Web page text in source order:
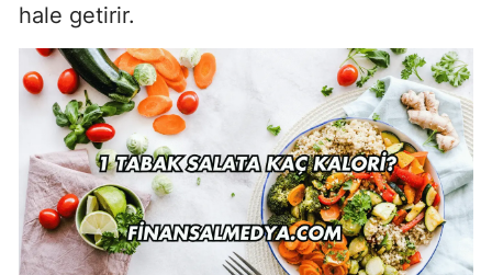
hale getirir.